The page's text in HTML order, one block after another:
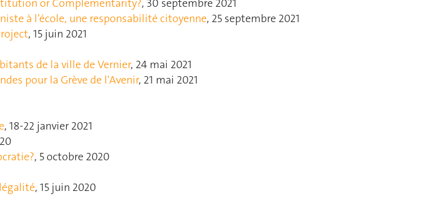
or Complementarity?, 30 septembre 2021
à l’école, une responsabilité citoyenne, 25 septembre 2021
, 15 juin 2021
de la ville de Vernier, 24 mai 2021
pour la Grève de l'Avenir, 21 mai 2021
, 18-22 janvier 2021
, 5 octobre 2020
, 15 juin 2020